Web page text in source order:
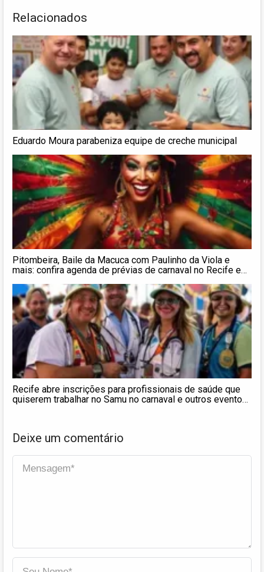
Relacionados
Eduardo Moura parabeniza equipe de creche municipal
Pitombeira, Baile da Macuca com Paulinho da Viola e
mais: confira agenda de prévias de carnaval no Recife e
Recife abre inscrições para profissionais de saúde que
quiserem trabalhar no Samu no carnaval e outros eventos;
Deixe um comentário